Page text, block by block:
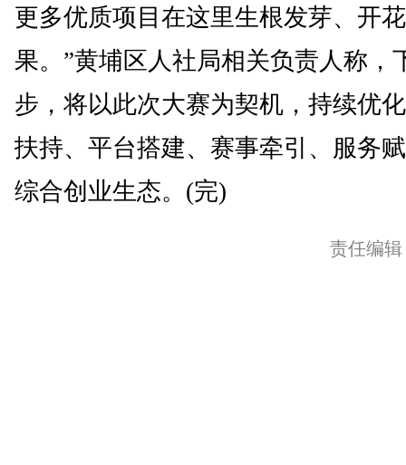
更多优质项目在这里生根发芽、开
果。”黄埔区人社局相关负责人称，
步，将以此次大赛为契机，持续优
扶持、平台搭建、赛事牵引、服务
综合创业生态。(完)
责任编